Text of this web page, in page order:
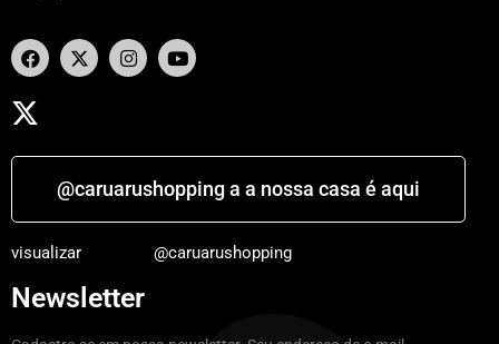
@caruarushopping a a nossa casa é aqui
visualizar @caruarushopping
Newsletter